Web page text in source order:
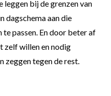
bij de grenzen van
dagschema aan die
te passen. En door beter af
zelfwillen en nodig
zeggen tegen de rest.